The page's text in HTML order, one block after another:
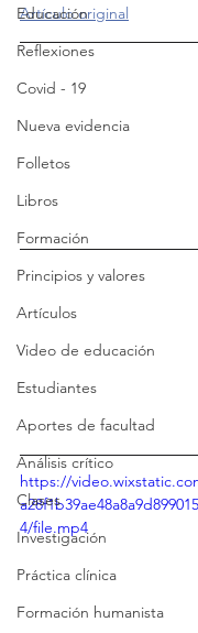
Educación
Reflexiones
Covid - 19
Nueva evidencia
Folletos
Libros
Formación
Principios y valores
Artículos
Video de educación
Estudiantes
Aportes de facultad
Análisis crítico
Clases
Investigación
Práctica clínica
Formación humanista
Artículo original
https://
4/file.mp4